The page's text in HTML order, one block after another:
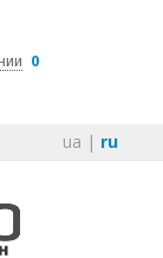
0
ua | ru